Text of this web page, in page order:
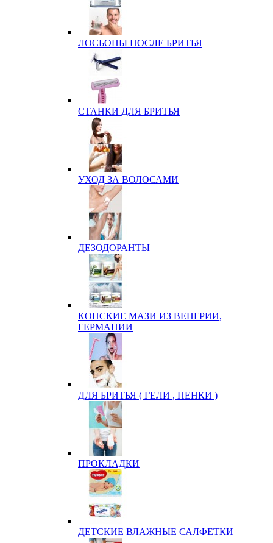
ЛОСЬОНЫ ПОСЛЕ БРИТЬЯ
СТАНКИ ДЛЯ БРИТЬЯ
УХОД ЗА ВОЛОСАМИ
ДЕЗОДОРАНТЫ
КОНСКИЕ МАЗИ ИЗ ВЕНГРИИ,
ГЕРМАНИИ
ДЛЯ БРИТЬЯ ( ГЕЛИ , ПЕНКИ )
ПРОКЛАДКИ
ДЕТСКИЕ ВЛАЖНЫЕ САЛФЕТКИ